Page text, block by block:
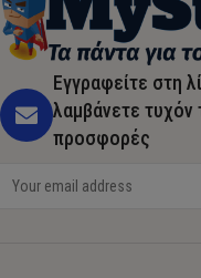
Εγγραφείτε στη
λαμβάνετε τυχόν
προσφορές